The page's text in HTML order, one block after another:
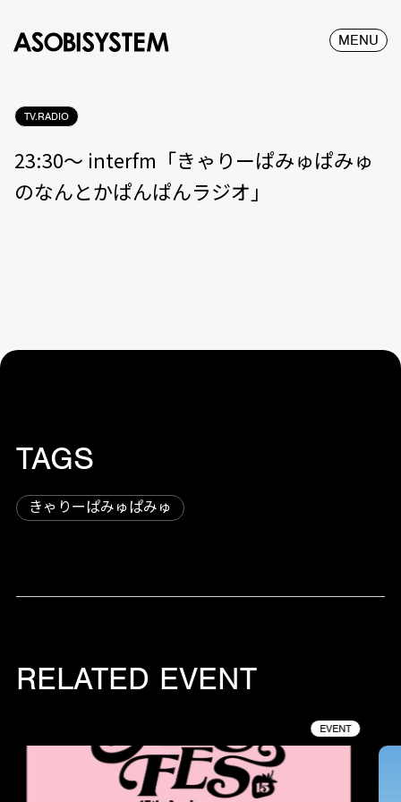
MENU
TV.RADIO
23:30〜 interfm「きゃりーぱみゅぱみゅ
のなんとかぱんぱんラジオ」
TAGS
きゃりーぱみゅぱみゅ
RELATED EVENT
EVENT